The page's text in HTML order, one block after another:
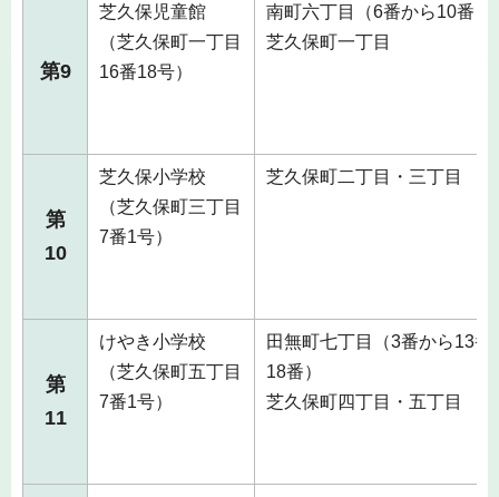
第9
芝久保児童館
（芝久保町一丁目
16番18号）
南町六丁目（6番から10番）
芝久保町一丁目
第
10
芝久保小学校
（芝久保町三丁目
7番1号）
芝久保町二丁目・三丁目
第
11
けやき小学校
（芝久保町五丁目
7番1号）
田無町七丁目（3番から13番
18番）
芝久保町四丁目・五丁目